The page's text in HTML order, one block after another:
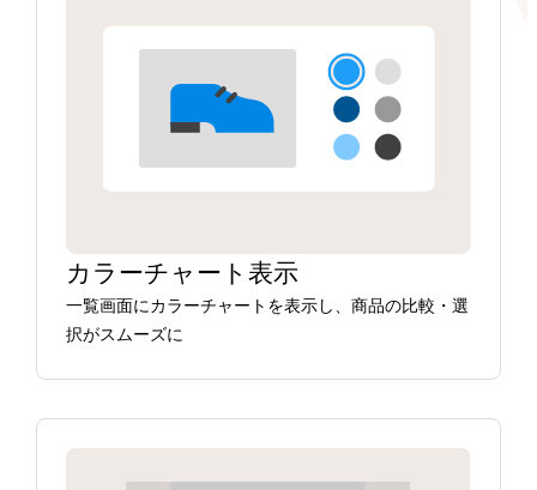
カラーチャート表示
一覧画面にカラーチャートを表示し、商品の比較・選
択がスムーズに